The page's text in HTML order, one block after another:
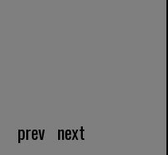
prev next